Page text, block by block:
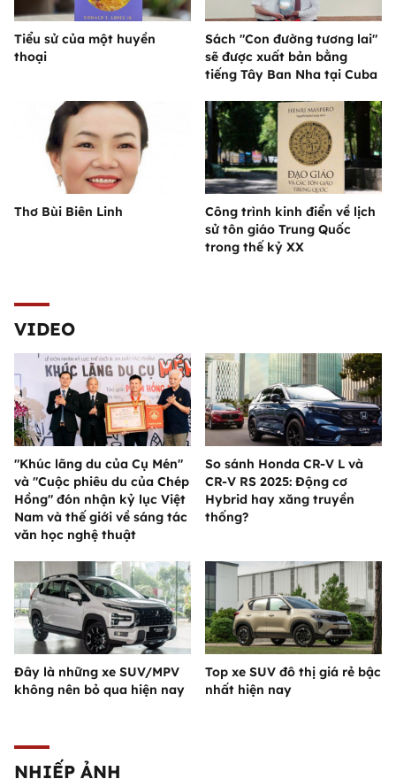
Tiểu sử của một huyền
thoại
Sách "Con đường tương lai"
sẽ được xuất bản bằng
tiếng Tây Ban Nha tại Cuba
Thơ Bùi Biên Linh
Công trình kinh điển về lịch
sử tôn giáo Trung Quốc
trong thế kỷ XX
VIDEO
"Khúc lãng du của Cụ Mén"
và "Cuộc phiêu du của Chép
Hồng" đón nhận kỷ lục Việt
Nam và thế giới về sáng tác
văn học nghệ thuật
So sánh Honda CR-V L và
CR-V RS 2025: Động cơ
Hybrid hay xăng truyền
thống?
Đây là những xe SUV/MPV
không nên bỏ qua hiện nay
Top xe SUV đô thị giá rẻ bậc
nhất hiện nay
NHIẾP ẢNH